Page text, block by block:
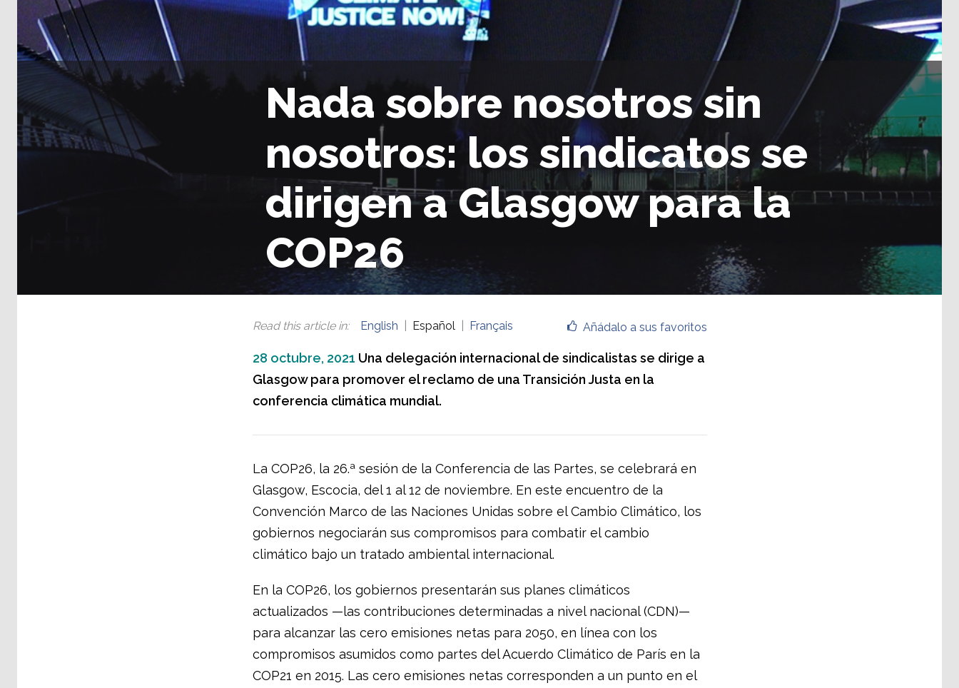
Nada sobre nosotros sin
nosotros: los sindicatos se
dirigen a Glasgow para la
COP26
Añádalo a sus favoritos
Read this article in: English Español Français
28 octubre, 2021 Una delegación internacional de sindicalistas se dirige a
Glasgow para promover el reclamo de una Transición Justa en la
conferencia climática mundial.
La COP26, la 26.ª sesión de la Conferencia de las Partes, se celebrará en
Glasgow, Escocia, del 1 al 12 de noviembre. En este encuentro de la
Convención Marco de las Naciones Unidas sobre el Cambio Climático, los
gobiernos negociarán sus compromisos para combatir el cambio
climático bajo un tratado ambiental internacional.
En la COP26, los gobiernos presentarán sus planes climáticos
actualizados —las contribuciones determinadas a nivel nacional (CDN)—
para alcanzar las cero emisiones netas para 2050, en línea con los
compromisos asumidos como partes del Acuerdo Climático de París en la
COP21 en 2015. Las cero emisiones netas corresponden a un punto en el